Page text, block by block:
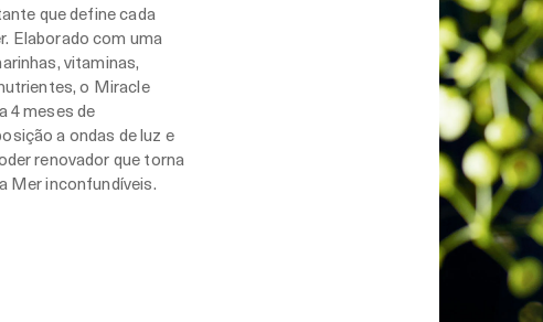
que define cada
Elaborado com uma
vitaminas,
o Miracle
4 meses de
a ondas de luz e
renovador que torna
Mer inconfundíveis.